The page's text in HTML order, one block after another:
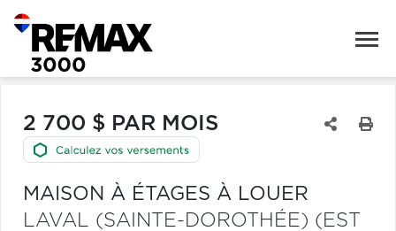
2 700 $ PAR MOIS
MAISON À ÉTAGES À LOUER
LAVAL (SAINTE-DOROTHÉE) (EST